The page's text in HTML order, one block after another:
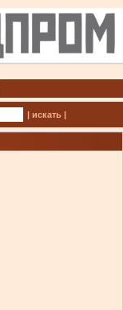
| искать |